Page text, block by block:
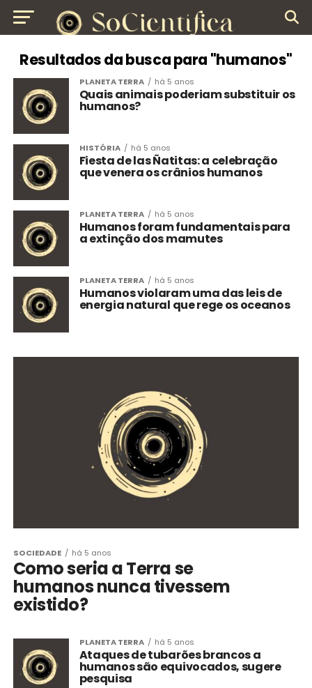
Resultados da busca para "humanos"
PLANETA TERRA há 5 anos
Quais animais poderiam substituir os
humanos?
HISTÓRIA há 5 anos
Fiesta de las Ñatitas: a celebração
que venera os crânios humanos
PLANETA TERRA há 5 anos
Humanos foram fundamentais para
a extinção dos mamutes
PLANETA TERRA há 5 anos
Humanos violaram uma das leis de
energia natural que rege os oceanos
SOCIEDADE há 5 anos
Como seria a Terra se
humanos nunca tivessem
existido?
PLANETA TERRA há 5 anos
Ataques de tubarões brancos a
humanos são equivocados, sugere
pesquisa